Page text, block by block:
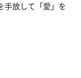
手放して「愛」を